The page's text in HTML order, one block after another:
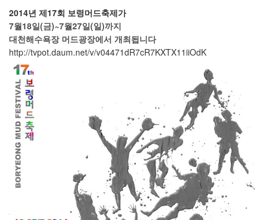
2014년 제17회 보령머드축제가
7월18일(금)~7월27일(일)까지
대천해수욕장 머드광장에서 개최됩니다
http://tvpot.daum.net/v/v04471dR7cR7KXTX11iiOdK